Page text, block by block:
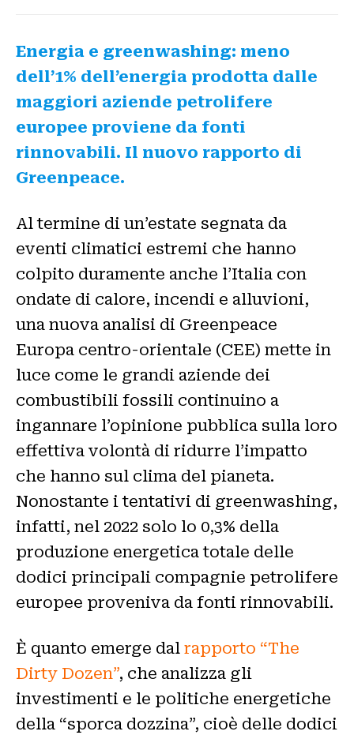
Energia e greenwashing: meno
dell’1% dell’energia prodotta dalle
maggiori aziende petrolifere
europee proviene da fonti
rinnovabili. Il nuovo rapporto di
Greenpeace.
Al termine di un’estate segnata da
eventi climatici estremi che hanno
colpito duramente anche l’Italia con
ondate di calore, incendi e alluvioni,
una nuova analisi di Greenpeace
Europa centro-orientale (CEE) mette in
luce come le grandi aziende dei
combustibili fossili continuino a
ingannare l’opinione pubblica sulla loro
effettiva volontà di ridurre l’impatto
che hanno sul clima del pianeta.
Nonostante i tentativi di greenwashing,
infatti, nel 2022 solo lo 0,3% della
produzione energetica totale delle
dodici principali compagnie petrolifere
europee proveniva da fonti rinnovabili.
È quanto emerge dal rapporto “The
Dirty Dozen”, che analizza gli
investimenti e le politiche energetiche
della “sporca dozzina”, cioè delle dodici